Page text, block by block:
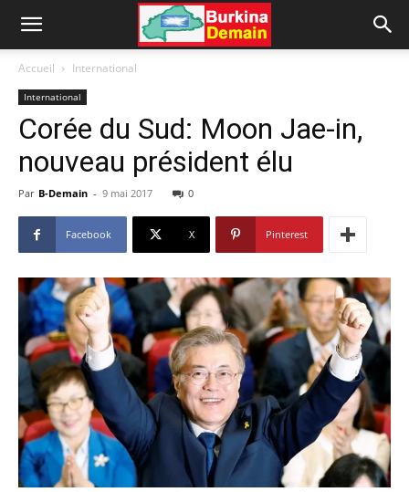
Accueil International
International
Corée du Sud: Moon Jae-in,
nouveau président élu
Par B-Demain - 9 mai 2017 0
Facebook X Pinterest